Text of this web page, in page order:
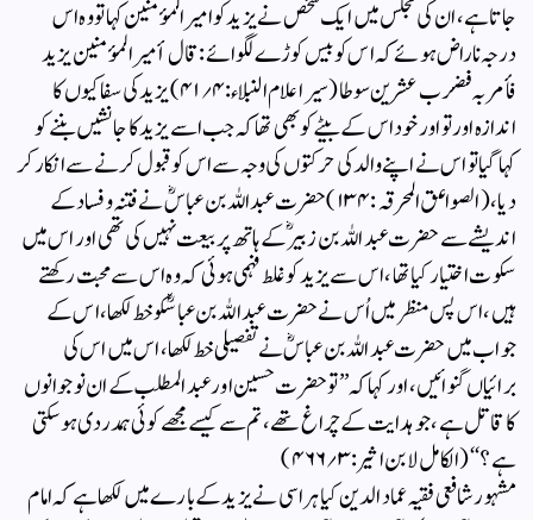
جاتا ہے ، ان کی مجلس میں ایک شخص نے یزید کو امیر المؤمنین کہا تو وہ اس
درجہ ناراض ہوئے کہ اس کو بیس کوڑے لگوائے : قال أمیر المؤمنین یزید
فأمر بہ فضرب عشرین سوطا (سیر اعلام النبلاء:۴؍۴۱) یزید کی سفاکیوں کا
اندازہ اورتو اور خود اس کے بیٹے کو بھی تھا کہ جب اسے یزید کا جانشیں بننے کو
کہا گیا تو اس نے اپنے والد کی حرکتوں کی وجہ سے اس کو قبول کرنے سے انکار کر
دیا ، (الصواعق المحرقہ:۱۳۴) حضرت عبداللہ بن عباسؓ نے فتنہ وفساد کے
اندیشے سے حضرت عبدا للہ بن زبیرؓ کے ہاتھ پر بیعت نہیں کی تھی اور اس میں
سکوت اختیار کیا تھا ، اس سے یزید کو غلط فہمی ہوئی کہ وہ اس سے محبت رکھتے
ہیں ، اس پس منظر میں اُس نے حضرت عبدا للہ بن عباسؓکو خط لکھا ، اس کے
جواب میں حضرت عبدا للہ بن عباسؓ نے تفصیلی خط لکھا ، اس میں اس کی
برائیاں گنوائیں ، اور کہا کہ’’ تو حضرت حسین اور عبدالمطلب کے ان نوجوانوں
کا قاتل ہے ، جو ہدایت کے چراغ تھے ، تم سے کیسے مجھے کوئی ہمدردی ہو سکتی
ہے ؟‘‘ (الکامل لابن ا ثیر :۳؍۴۶۶)
مشہور شافعی فقیہ عماد الدین کیا ہراسی نے یزید کے بارے میں لکھا ہے کہ امام